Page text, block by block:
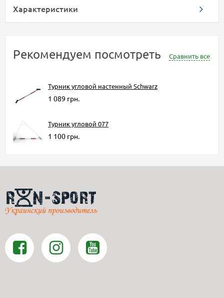
Характеристики
Рекомендуем посмотреть Сравнить все
Турник угловой настенный Schwarz
1 089 грн.
Турник угловой 077
1 100 грн.